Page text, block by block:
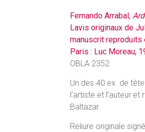
Fernando Arrabal,
Lavis originaux de
manuscrit reproduits
Paris : Luc Moreau,
OBLA 2352
Un des 40 ex. de
l’artiste et l’auteur et
Baltazar.
Reliure originale